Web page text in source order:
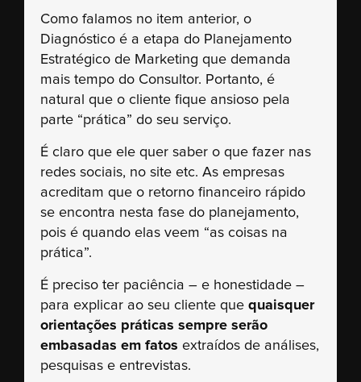
Como falamos no item anterior, o
Diagnóstico é a etapa do Planejamento
Estratégico de Marketing que demanda
mais tempo do Consultor. Portanto, é
natural que o cliente fique ansioso pela
parte “prática” do seu serviço.
É claro que ele quer saber o que fazer nas
redes sociais, no site etc. As empresas
acreditam que o retorno financeiro rápido
se encontra nesta fase do planejamento,
pois é quando elas veem “as coisas na
prática”.
É preciso ter paciência – e honestidade –
para explicar ao seu cliente que quaisquer
orientações práticas sempre serão
embasadas em fatos extraídos de análises,
pesquisas e entrevistas.